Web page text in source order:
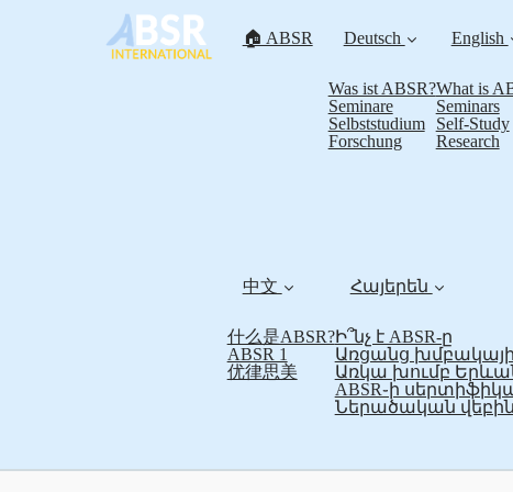
🏠 ABSR Deutsch
Was ist ABSR?
Seminare
Selbststudium
Forschung
English
What is
Seminars
Self-Study
Research
中文
什么是ABSR?
ABSR 1
优律思美
Հայերեն
Ի՞նչ է ABSR-ը
Առցանց
Առկա խումբ
ABSR֊ի
Ներածական